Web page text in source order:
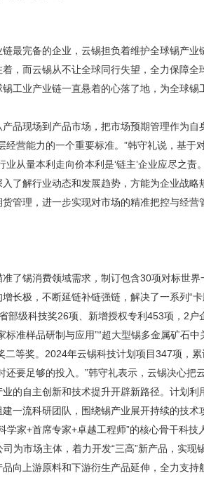
最完备的企业，云锡担负着维护全球锡产
，而云锡从不让全球同行失望，全力保障
工业产业链一直悬着的心落了地，为全球
品现场到产品市场，把市场预期管理作为
经营能力的一个重要标准。”韩守礼说，基于
从量本利走向价本利是‘链主’企业应尽之
了解行业动态和发展趋势，方能为企业战略
管理，进一步实现对市场的精准把控与经
了锡消费领域需求，制订包含30项对标世
长极，不断延链补链强链，解决了一系列“
部级科技奖26项、新增授权专利453项，2户
准样品研制与应用”“超大型锡多金属矿石
等奖。2024年云锡科技计划项目347项，累
还要足够的投入。”韩守礼表示，云锡决心
的自主创新和技术提升开辟新路径。计划
一流科研团队，围绕锡产业展开持续的技
学家+首席专家+卓越工程师”的核心骨干科
司为市场主体，着力开发“三高”新产品，实
向上游原料和下游衍生产品延伸，全力支